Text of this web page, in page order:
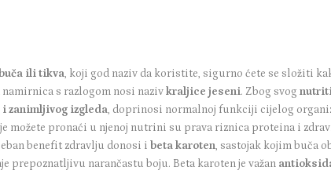
ili tikva, koji god naziv da koristite, sigurno ćete se složiti
namirnica s razlogom nosi nazivkraljice jeseni. Zbog svog
i zanimljivog izgleda, doprinosi normalnoj funkciji cijelog
možete pronaći u njenoj nutrini su prava riznica proteina i
benefit zdravlju donosi i beta karoten, sastojak kojim buča
prepoznatljivu narančastu boju. Beta karoten je važan